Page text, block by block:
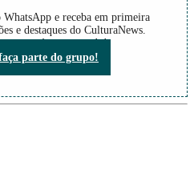
WhatsApp e receba em primeira
e destaques do CulturaNews.
que está acontecendo!
parte do grupo!